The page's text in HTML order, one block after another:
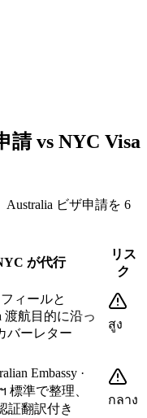
vs NYC Visa
ビザ申請を 6
が代行
リス
ク
ィールと
渡航目的に沿っ
バーレター
สูง
Embassy ·
標準で整理、
証翻訳付き
กลาง